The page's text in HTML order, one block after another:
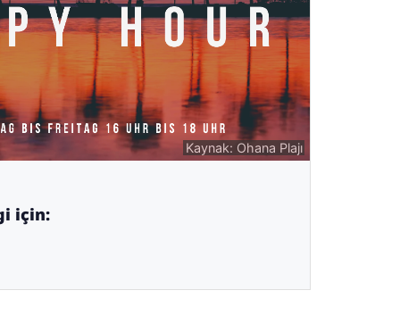
Kaynak: Ohana Plajı
için: